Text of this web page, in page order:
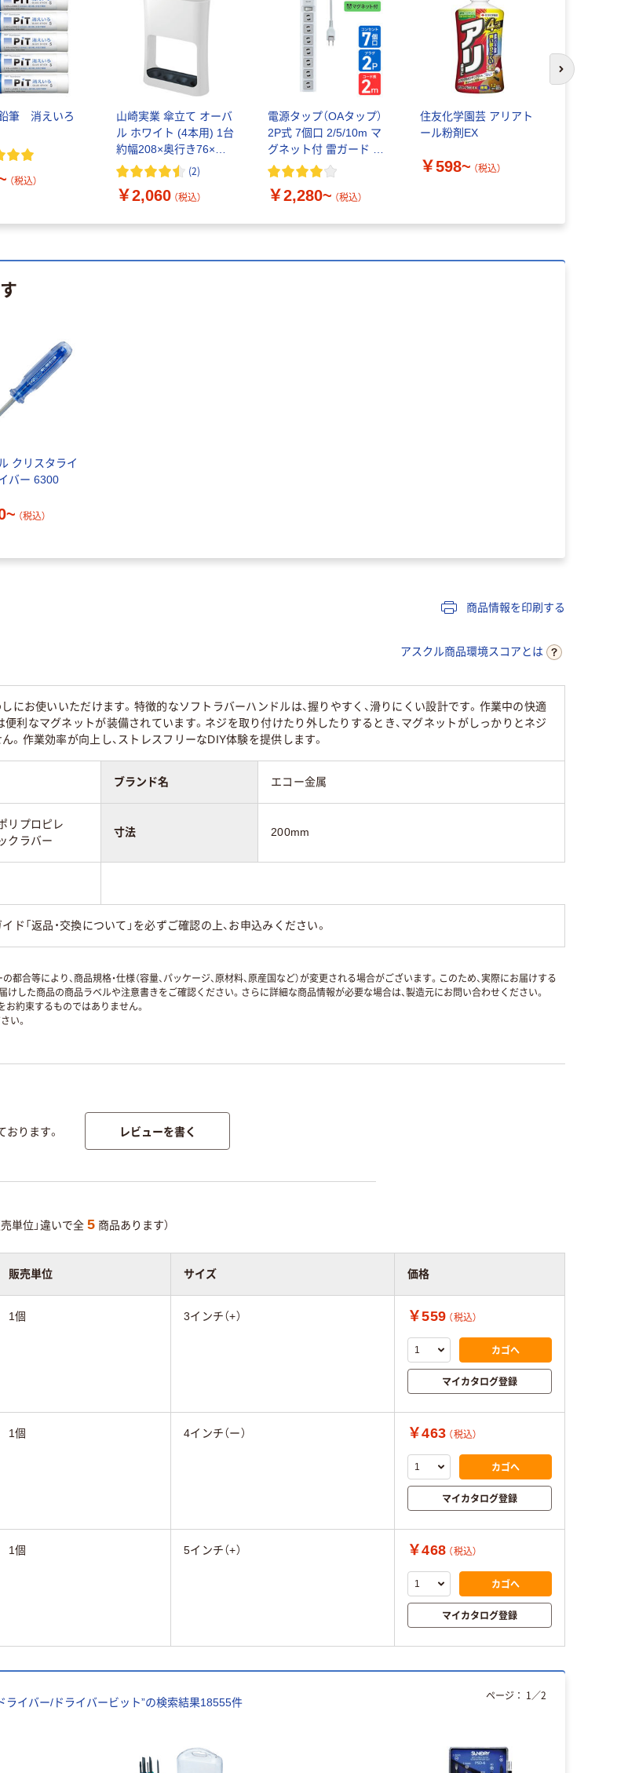
筆 消えいろ
（税込）
山崎実業 傘立て オーバ
ル ホワイト (4本用) 1台
約幅208×奥行き76×高
さ280mm 折りたたみ傘
プル
(2)
￥2,060 （税込）
電源タップ（OAタップ）
2P式 7個口 2/5/10m マ
グネット付 雷ガード 朝
日電器（ELPA）
￥2,280~ （税込）
住友化学園芸 アリアト
ール粉剤EX
￥598~ （税込）
次のスライド
クリスタライ
バー 6300
（税込）
商品情報を印刷する
アスクル商品環境スコアとは
にお使いいただけます。特徴的なソフトラバーハンドルは、握りやすく、滑りにくい設計です。作業中の快適
利なマグネットが装備されています。ネジを取り付けたり外したりするとき、マグネットがしっかりとネジ
。作業効率が向上し、ストレスフリーなDIY体験を提供します。
ブランド名 エコー金属
リプロピレ
クラバー
寸法 200mm
ド「返品・交換について」を必ずご確認の上、お申込みください。
合等により、商品規格・仕様（容量、パッケージ、原材料、原産国など）が変更される場合がございます。このため、実際にお届けする
した商品の商品ラベルや注意書きをご確認ください。さらに詳細な商品情報が必要な場合は、製造元にお問い合わせください。
お約束するものではありません。
い。
ります。 レビューを書く
売単位」違いで全 5 商品あります）
販売単位 サイズ 価格
1個 3インチ（+） ￥559 （税込）
カゴへ
マイカタログ登録
1個 4インチ（ー） ￥463 （税込）
カゴへ
マイカタログ登録
1個 5インチ（+） ￥468 （税込）
カゴへ
マイカタログ登録
ライバー/ドライバービット”の検索結果18555件
ページ： 1 ／2